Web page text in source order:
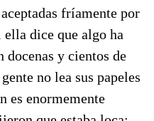
fríamente por
dice que algo ha
y cientos de
no lea sus papeles
es enormemente